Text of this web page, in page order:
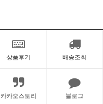
상품후기 배송조회
카카오스토리 블로그